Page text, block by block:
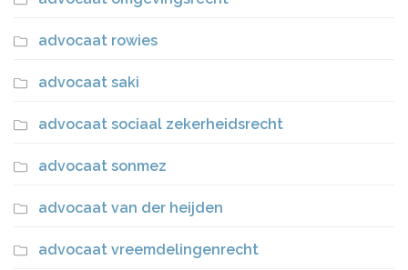
advocaat rowies
advocaat saki
advocaat sociaal zekerheidsrecht
advocaat sonmez
advocaat van der heijden
advocaat vreemdelingenrecht